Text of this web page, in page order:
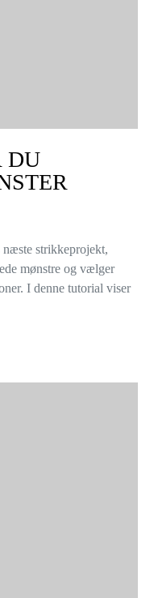
DU
strikkeprojekt,
mønstre og vælger
I denne tutorial viser